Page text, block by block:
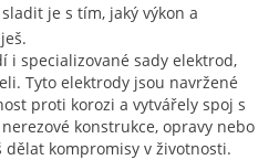
je s tím, jaký výkon a
i specializované sady elektrod,
Tyto elektrody jsou navržené
proti korozi a vytvářely spoj s
konstrukce, opravy nebo
kompromisy v životnosti.